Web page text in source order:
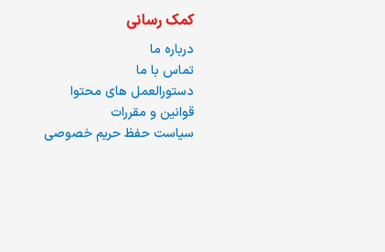
کمک رسانی
درباره ما
تماس با ما
دستورالعمل های محتوا
قوانین و مقررات
سیاست حفظ حریم خصوصی